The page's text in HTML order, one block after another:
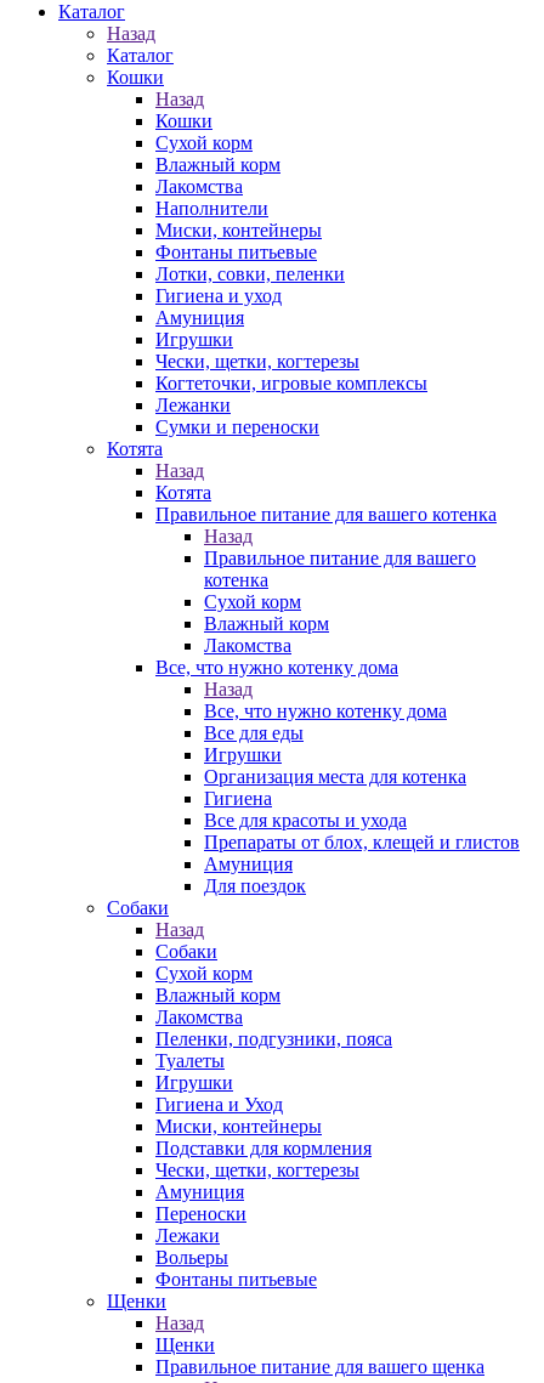
Каталог
Назад
Каталог
Кошки
Назад
Кошки
Сухой корм
Влажный корм
Лакомства
Наполнители
Миски, контейнеры
Фонтаны питьевые
Лотки, совки, пеленки
Гигиена и уход
Амуниция
Игрушки
Чески, щетки, когтерезы
Когтеточки, игровые комплексы
Лежанки
Сумки и переноски
Котята
Назад
Котята
Правильное питание для вашего котенка
Назад
Правильное питание для вашего
котенка
Сухой корм
Влажный корм
Лакомства
Все, что нужно котенку дома
Назад
Все, что нужно котенку дома
Все для еды
Игрушки
Организация места для котенка
Гигиена
Все для красоты и ухода
Препараты от блох, клещей и глистов
Амуниция
Для поездок
Собаки
Назад
Собаки
Сухой корм
Влажный корм
Лакомства
Пеленки, подгузники, пояса
Туалеты
Игрушки
Гигиена и Уход
Миски, контейнеры
Подставки для кормления
Чески, щетки, когтерезы
Амуниция
Переноски
Лежаки
Вольеры
Фонтаны питьевые
Щенки
Назад
Щенки
Правильное питание для вашего щенка